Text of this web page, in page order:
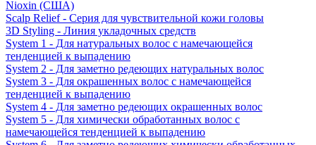
Nioxin (США)
Scalp Relief - Серия для чувствительной кожи головы
3D Styling - Линия укладочных средств
System 1 - Для натуральных волос с намечающейся
тенденцией к выпадению
System 2 - Для заметно редеющих натуральных волос
System 3 - Для окрашенных волос с намечающейся
тенденцией к выпадению
System 4 - Для заметно редеющих окрашенных волос
System 5 - Для химически обработанных волос с
намечающейся тенденцией к выпадению